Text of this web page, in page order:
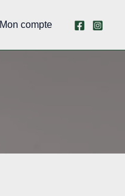
Mon compte